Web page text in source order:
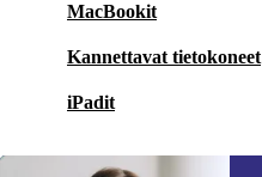
MacBookit
Kannettavat tietokoneet
iPadit